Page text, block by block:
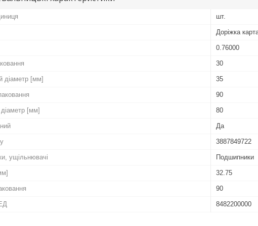
шт.
Доріжка
0.76000
30
діаметр [мм] 35
90
діаметр [мм] 80
Да
3887849722
ущільнювачі Подшипники
32.75
90
8482200000